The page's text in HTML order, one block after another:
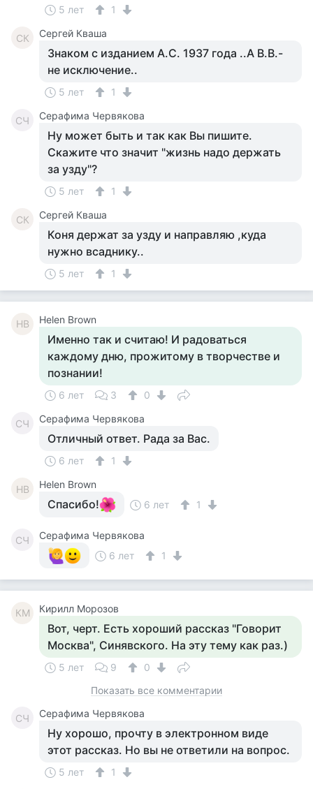
5 лет 1
СК Сергей Кваша
Знаком с изданием А.С. 1937 года ..А В.В.-
не исключение..
5 лет 1
СЧ Серафима Червякова
Ну может быть и так как Вы пишите.
Скажите что значит "жизнь надо держать
за узду"?
5 лет 1
СК Сергей Кваша
Коня держат за узду и направляю ,куда
нужно всаднику..
5 лет 1
HB Helen Brown
Именно так и считаю! И радоваться
каждому дню, прожитому в творчестве и
познании!
6 лет 3 0
СЧ Серафима Червякова
Отличный ответ. Рада за Вас.
6 лет 1
HB Helen Brown
Спасибо! 6 лет 1
СЧ
Серафима Червякова
6 лет
1
КМ Кирилл Морозов
Вот, черт. Есть хороший рассказ "Говорит
Москва", Синявского. На эту тему как раз.)
5 лет 9
0
Показать все комментарии
СЧ Серафима Червякова
Ну хорошо, прочту в электронном виде
этот рассказ. Но вы не ответили на вопрос.
5 лет 1